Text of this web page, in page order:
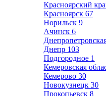
Красноярский
Красноярск 67
Норильск 9
Ачинск 6
Днепр 103
Подгородное 1
Кемеровская
Кемерово 30
Новокузнецк 30
Прокопьевск 8